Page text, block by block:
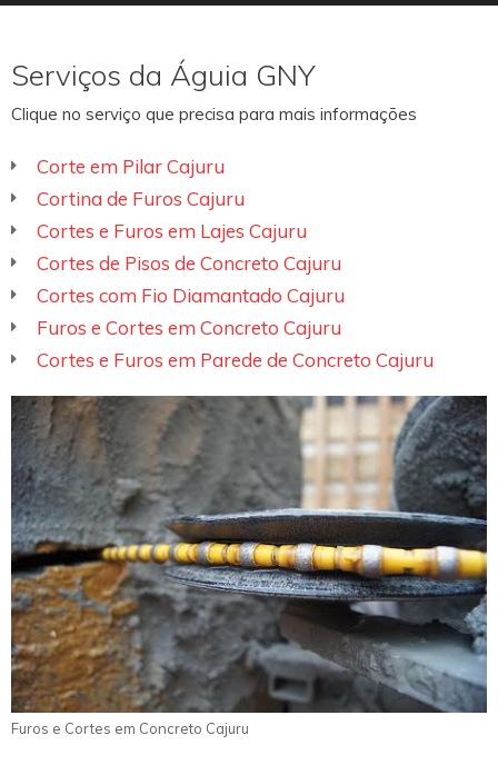
Serviços da Águia GNY
Clique no serviço que precisa para mais informações
Corte em Pilar Cajuru
Cortina de Furos Cajuru
Cortes e Furos em Lajes Cajuru
Cortes de Pisos de Concreto Cajuru
Cortes com Fio Diamantado Cajuru
Furos e Cortes em Concreto Cajuru
Cortes e Furos em Parede de Concreto Cajuru
Furos e Cortes em Concreto Cajuru